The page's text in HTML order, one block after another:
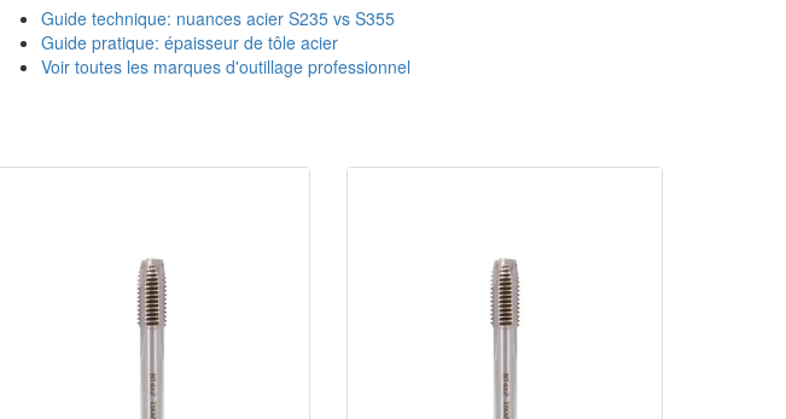
Guide technique: nuances acier S235 vs S355
Guide pratique: épaisseur de tôle acier
Voir toutes les marques d'outillage professionnel